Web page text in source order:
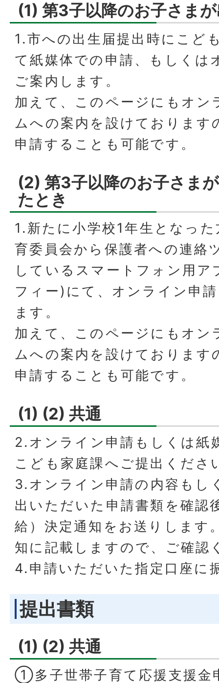
(1) 第3子以降のお子さま
1.市への出生届提出時にこど
て紙媒体での申請、もしくは
ご案内します。
加えて、このページにもオン
ムへの案内を設けております
申請することも可能です。
(2) 第3子以降のお子さま
たとき
1.新たに小学校1年生となっ
育委員会から保護者への連絡
しているスマートフォン用
フィー)にて、オンライン申
ます。
加えて、このページにもオン
ムへの案内を設けております
申請することも可能です。
(1) (2) 共通
2.オンライン申請もしくは紙
こども家庭課へご提出くださ
3.オンライン申請の内容もし
出いただいた申請書類を確認
給）決定通知をお送りします
知に記載しますので、ご確認
4.申請いただいた指定口座に
提出書類
(1) (2) 共通
①多子世帯子育て応援支援金